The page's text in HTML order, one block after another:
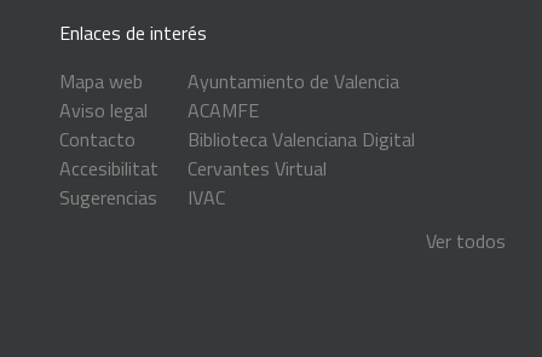
Enlaces de interés
Mapa web
Aviso legal
Contacto
Accesibilitat
Sugerencias
Ayuntamiento de Valencia
ACAMFE
Biblioteca Valenciana Digital
Cervantes Virtual
IVAC
Ver todos